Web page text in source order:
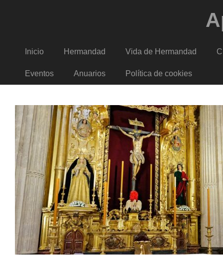
Inicio Hermandad Vida de Hermandad
Eventos Anuarios Política de cookies